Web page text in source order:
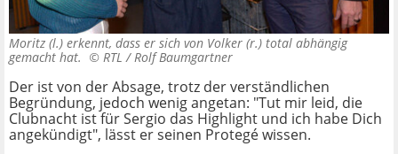
Moritz (l.) erkennt, dass er sich von Volker (r.) total abhängig
gemacht hat. © RTL / Rolf Baumgartner
Der ist von der Absage, trotz der verständlichen
Begründung, jedoch wenig angetan: "Tut mir leid, die
Clubnacht ist für Sergio das Highlight und ich habe Dich
angekündigt", lässt er seinen Protegé wissen.